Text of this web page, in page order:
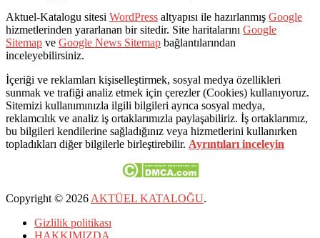
Aktuel-Katalogu sitesi WordPress altyapısı ile hazırlanmış Google
hizmetlerinden yararlanan bir sitedir. Site haritalarını Google
Sitemap ve Google News Sitemap bağlantılarından
inceleyebilirsiniz.
İçeriği ve reklamları kişiselleştirmek, sosyal medya özellikleri
sunmak ve trafiği analiz etmek için çerezler (Cookies) kullanıyoruz.
Sitemizi kullanımınızla ilgili bilgileri ayrıca sosyal medya,
reklamcılık ve analiz iş ortaklarımızla paylaşabiliriz. İş ortaklarımız,
bu bilgileri kendilerine sağladığınız veya hizmetlerini kullanırken
topladıkları diğer bilgilerle birleştirebilir. Ayrıntıları inceleyin
Copyright © 2026 AKTÜEL KATALOĞU.
Gizlilik politikası